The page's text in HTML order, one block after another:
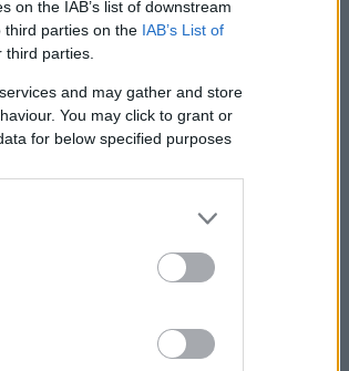
on the IAB’s list of downstream
third parties on the IAB’s List of
parties.
and may gather and store
You may click to grant or
for below specified purposes
του
την
20:33 Υεμένη: Επίθεση των
20:20 Fars: Το Ιράν εξετάζει
απαγόρευση
ΗΠΑ και Ισραήλ από το
20:12 Επένδυση 6,3 δισ.
στην Ιαπωνία
Οπλισμένα τουρκικά F-
πραγματοποίησαν 10
Ο Ζελένσκι θα
για πρώτη φορά από